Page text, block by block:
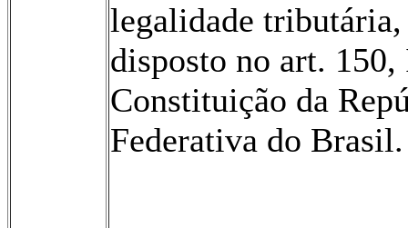
legalidade
disposto no art. 150,
Constituição da
Federativa do Brasil.